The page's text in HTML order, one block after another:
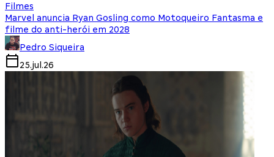
Filmes
Marvel anuncia Ryan Gosling como Motoqueiro Fantasma e
filme do anti-herói em 2028
Pedro Siqueira
25.jul.26